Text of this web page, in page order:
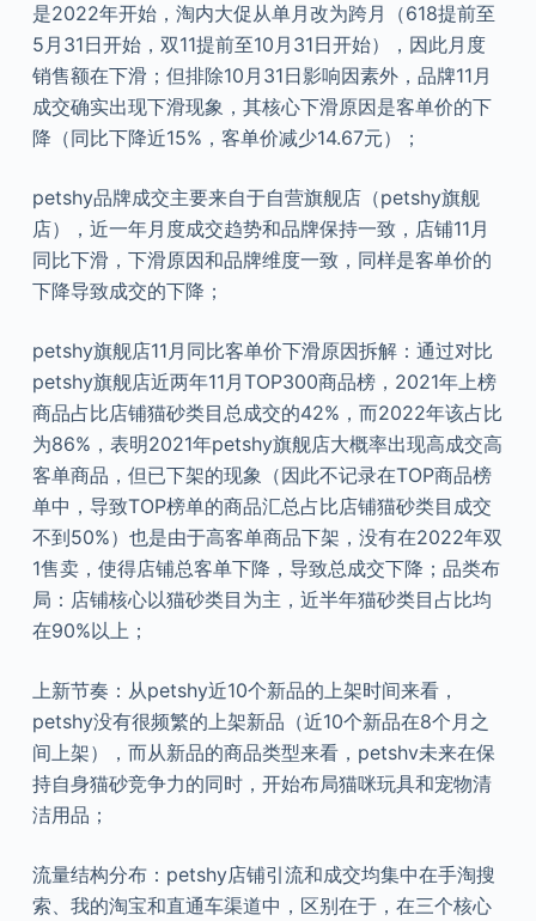
是2022年开始，淘内大促从单月改为跨月（618提前至
5月31日开始，双11提前至10月31日开始），因此月度
销售额在下滑；但排除10月31日影响因素外，品牌11月
成交确实出现下滑现象，其核心下滑原因是客单价的下
降（同比下降近15%，客单价减少14.67元）；
petshy品牌成交主要来自于自营旗舰店（petshy旗舰
店），近一年月度成交趋势和品牌保持一致，店铺11月
同比下滑，下滑原因和品牌维度一致，同样是客单价的
下降导致成交的下降；
petshy旗舰店11月同比客单价下滑原因拆解：通过对比
petshy旗舰店近两年11月TOP300商品榜，2021年上榜
商品占比店铺猫砂类目总成交的42%，而2022年该占比
为86%，表明2021年petshy旗舰店大概率出现高成交高
客单商品，但已下架的现象（因此不记录在TOP商品榜
单中，导致TOP榜单的商品汇总占比店铺猫砂类目成交
不到50%）也是由于高客单商品下架，没有在2022年双
1售卖，使得店铺总客单下降，导致总成交下降；品类布
局：店铺核心以猫砂类目为主，近半年猫砂类目占比均
在90%以上；
上新节奏：从petshy近10个新品的上架时间来看，
petshy没有很频繁的上架新品（近10个新品在8个月之
间上架），而从新品的商品类型来看，petshv未来在保
持自身猫砂竞争力的同时，开始布局猫咪玩具和宠物清
洁用品；
流量结构分布：petshy店铺引流和成交均集中在手淘搜
索、我的淘宝和直通车渠道中，区别在于，在三个核心